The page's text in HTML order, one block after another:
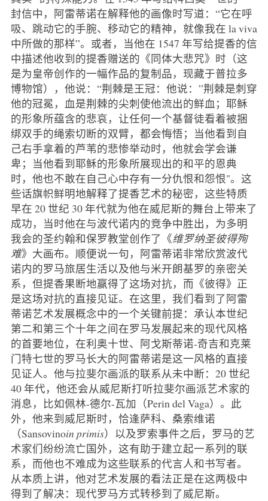
封信中，阿雷蒂诺在解释他的画像时写道：“它在呼
吸、跳动它的手腕、移动它的精神，就像我在 la viva
中所做的那样”。或者，当他在 1547 年写给提香的信
中描述他收到的提香赠送的《同体大悲咒》时（这
是为皇帝创作的一幅作品的复制品，现藏于普拉多
博物馆），他说：“荆棘是王冠：他说：”荆棘是刺穿
他的冠冕，血是荆棘的尖刺使他流出的鲜血；耶稣
的形象所蕴含的悲哀，让任何一个基督徒看着被捆
绑双手的绳索切断的双臂，都会悔悟；当他看到自
己右手拿着的芦苇的悲惨举动时，他就会学会谦
卑；当他看到耶稣的形象所展现出的和平的恩典
时，他也不敢在自己心中存有一分仇恨和怨恨"。这
些话旗帜鲜明地解释了提香艺术的秘密，这些特质
早在 20 世纪 30 年代就为他在威尼斯的舞台上带来了
成功，当时他在与波代诺内的竞争中胜出，为多明
我会的圣约翰和保罗教堂创作了《维罗纳圣彼得殉
难》大画布。顺便说一句，阿雷蒂诺非常欣赏波代
诺内的罗马旅居生活以及他与米开朗基罗的亲密关
系，但提香果断地赢得了这场对抗，而《彼得》正
是这场对抗的直接见证。在这里，我们看到了阿雷
蒂诺艺术发展概念中的一个关键前提：承认本世纪
第二和第三个十年之间在罗马发展起来的现代风格
的首要地位，在利奥十世、阿戈斯蒂诺-奇吉和克莱
门特七世的罗马长大的阿雷蒂诺是这一风格的直接
见证人。他与拉斐尔画派的联系从未中断：20 世纪
40 年代，他还会从威尼斯打听拉斐尔画派艺术家的
消息，比如佩林-德尔-瓦加（Perin del Vaga）。此
外，他来到威尼斯时，恰逢萨科、桑索维诺
（Sansovinoin primis）以及罗索事件之后，罗马的艺
术家们纷纷流亡国外，这有助于建立起一系列的联
系，而他也不难成为这些联系的代言人和书写者。
从本质上讲，他对艺术发展的看法正是在这两极中
得到了解决：现代罗马方式转移到了威尼斯。